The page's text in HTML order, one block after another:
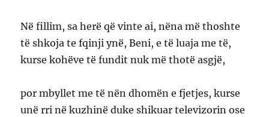
Në fillim, sa herë që vinte ai, nëna më thoshte
të shkoja te fqinji ynë, Beni, e të luaja me të,
kurse kohëve të fundit nuk më thotë asgjë,
por mbyllet me të nën dhomën e fjetjes, kurse
unë rri në kuzhinë duke shikuar televizorin ose